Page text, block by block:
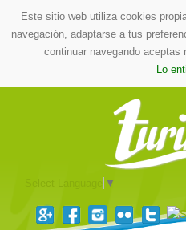
Este sitio web utiliza cookies
navegación, adaptarse a tus
continuar navegando
Lo
▼